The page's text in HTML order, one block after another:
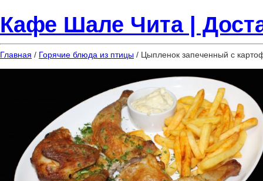
Кафе Шале Чита |
Главная / Горячие блюда из птицы / Цыпленок запеченный с